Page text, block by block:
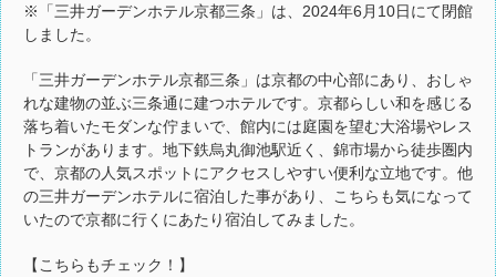
※「三井ガーデンホテル京都三条」は、2024年6月10日にて閉館
しました。
「三井ガーデンホテル京都三条」は京都の中心部にあり、おしゃ
れな建物の並ぶ三条通に建つホテルです。京都らしい和を感じる
落ち着いたモダンな佇まいで、館内には庭園を望む大浴場やレス
トランがあります。地下鉄烏丸御池駅近く、錦市場から徒歩圏内
で、京都の人気スポットにアクセスしやすい便利な立地です。他
の三井ガーデンホテルに宿泊した事があり、こちらも気になって
いたので京都に行くにあたり宿泊してみました。
【こちらもチェック！】